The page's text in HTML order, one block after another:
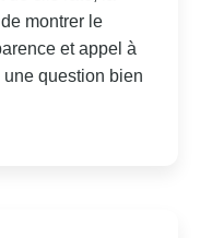
montrer le
et appel à
une question bien